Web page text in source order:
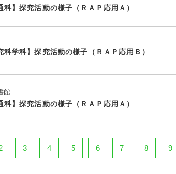
科】探究活動の様子（ＲＡＰ応用Ａ）
科学科】探究活動の様子（ＲＡＰ応用Ｂ）
館
科】探究活動の様子（ＲＡＰ応用Ａ）
3 4 5 6 7 8 9